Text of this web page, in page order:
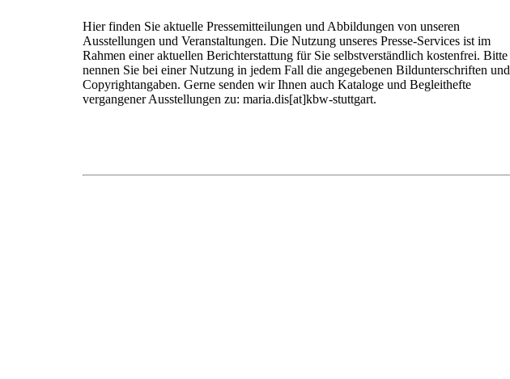
Hier finden Sie aktuelle Pressemitteilungen und Abbildungen von unseren
Ausstellungen und Veranstaltungen. Die Nutzung unseres Presse-Services ist im
Rahmen einer aktuellen Berichterstattung für Sie selbstverständlich kostenfrei. Bitte
nennen Sie bei einer Nutzung in jedem Fall die angegebenen Bildunterschriften und
Copyrightangaben. Gerne senden wir Ihnen auch Kataloge und Begleithefte
vergangener Ausstellungen zu: maria.dis[at]kbw-stuttgart.